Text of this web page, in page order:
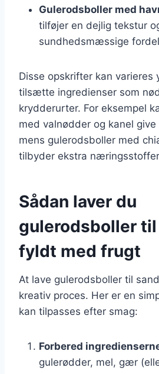
Gulerodsboller med
tilføjer en dejlig tekstur
sundhedsmæssige
Disse opskrifter kan varieres
tilsætte ingredienser som
krydderurter. For eksempel
med valnødder og kanel
mens gulerodsboller med
tilbyder ekstra
Sådan laver du
gulerodsboller
fyldt med frugt
At lave gulerodsboller til
kreativ proces. Her er en
kan tilpasses efter smag:
Forbered
gulerødder, mel, gær